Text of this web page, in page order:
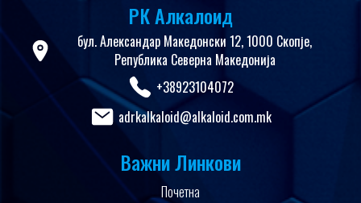
РК Алкалоид
бул. Александар Македонски 12, 1000 Скопје,
Република Северна Македонија
+38923104072
adrkalkaloid@alkaloid.com.mk
Важни Линкови
Почетна